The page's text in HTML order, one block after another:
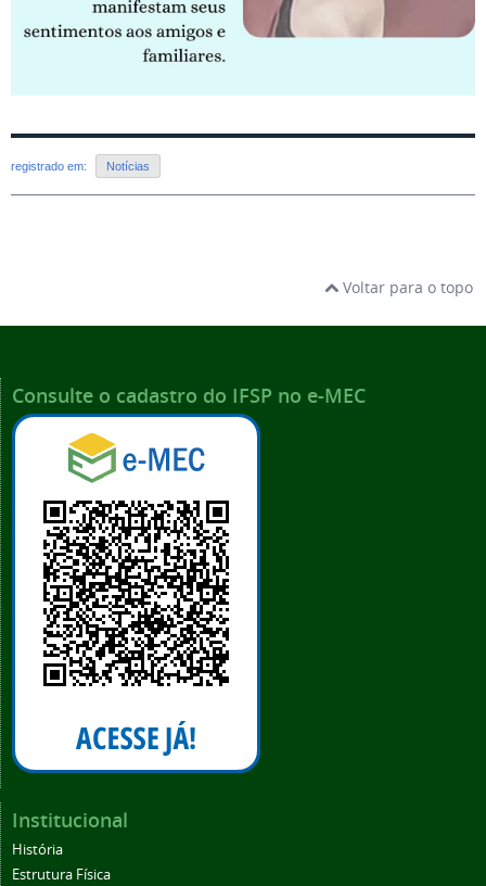
registrado em: Notícias
Voltar para o topo
Consulte o cadastro do IFSP no e-MEC
Institucional
História
Estrutura Física